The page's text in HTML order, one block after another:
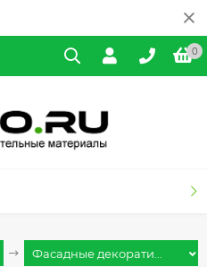
0
Фасадные декорати...